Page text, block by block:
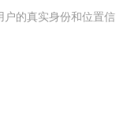
的真实身份和位置信